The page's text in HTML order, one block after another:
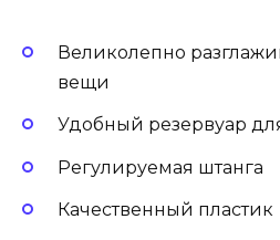
Великолепно
вещи
Удобный резервуар
Регулируемая штанга
Качественный пластик